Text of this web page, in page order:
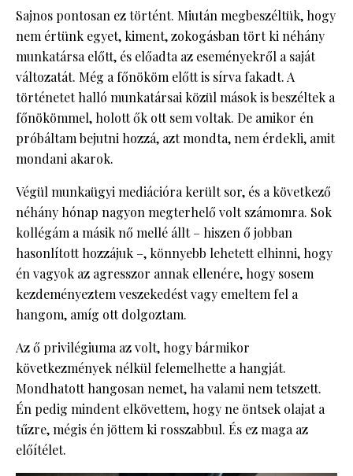
Sajnos pontosan ez történt. Miután megbeszéltük, hogy
nem értünk egyet, kiment, zokogásban tört ki néhány
munkatársa előtt, és előadta az eseményekről a saját
változatát. Még a főnököm előtt is sírva fakadt. A
történetet halló munkatársai közül mások is beszéltek a
főnökömmel, holott ők ott sem voltak. De amikor én
próbáltam bejutni hozzá, azt mondta, nem érdekli, amit
mondani akarok.
Végül munkaügyi mediációra került sor, és a következő
néhány hónap nagyon megterhelő volt számomra. Sok
kollégám a másik nő mellé állt – hiszen ő jobban
hasonlított hozzájuk –, könnyebb lehetett elhinni, hogy
én vagyok az agresszor annak ellenére, hogy sosem
kezdeményeztem veszekedést vagy emeltem fel a
hangom, amíg ott dolgoztam.
Az ő privilégiuma az volt, hogy bármikor
következmények nélkül felemelhette a hangját.
Mondhatott hangosan nemet, ha valami nem tetszett.
Én pedig mindent elkövettem, hogy ne öntsek olajat a
tűzre, mégis én jöttem ki rosszabbul. És ez maga az
előítélet.